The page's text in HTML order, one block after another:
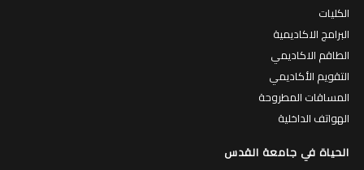
الكليات
البرامج الاكاديمية
الطاقم الاكاديمي
التقويم الأكاديمي
المساقات المطروحة
الهواتف الداخلية
الحياة في جامعة القدس